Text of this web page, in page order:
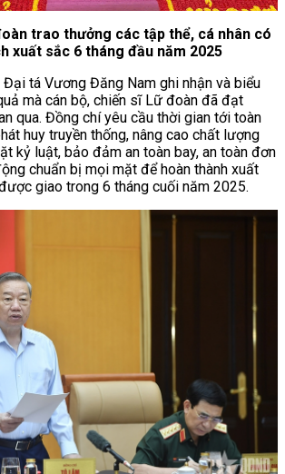
trao thưởng các tập thể, cá nhân có
xuất sắc 6 tháng đầu năm 2025
Đại tá Vương Đăng Nam ghi nhận và biểu
mà cán bộ, chiến sĩ Lữ đoàn đã đạt
qua. Đồng chí yêu cầu thời gian tới toàn
huy truyền thống, nâng cao chất lượng
kỷ luật, bảo đảm an toàn bay, an toàn đơn
chuẩn bị mọi mặt để hoàn thành xuất
giao trong 6 tháng cuối năm 2025.